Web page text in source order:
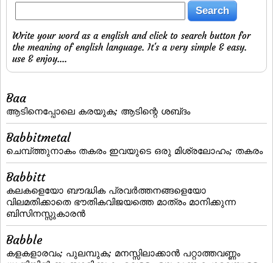
Write your word as a english and click to search button for
the meaning of english language. It's a very simple & easy.
use & enjoy....
Baa
ആടിനെപ്പോലെ കരയുക; ആടിന്റെ ശബ്‌ദം
Babbitmetal
ചെമ്പ്‌ത്തുനാകം തകരം ഇവയുടെ ഒരു മിശ്രലോഹം; തകരം
Babbitt
കലകളെയോ ബൗദ്ധിക പ്രവര്‍ത്തനങ്ങളെയോ
വിലമതിക്കാതെ ഭൗതികവിജയത്തെ മാത്രം മാനിക്കുന്ന
ബിസിനസ്സുകാരന്‍
Babble
കളകളാരവം; പുലമ്പുക; മനസ്സിലാക്കാന്‍ പറ്റാത്തവണ്ണം